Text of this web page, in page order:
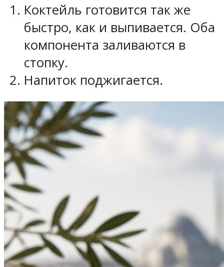
Коктейль готовится так же
быстро, как и выпивается. Оба
компонента заливаются в
стопку.
Напиток поджигается.